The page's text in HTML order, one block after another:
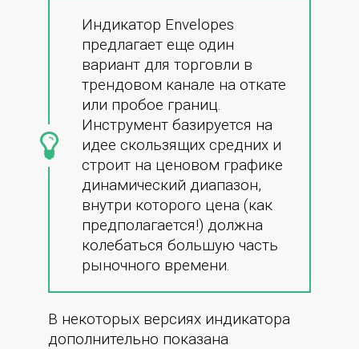
Индикатор Envelopes
предлагает еще один
вариант для торговли в
трендовом канале на откате
или пробое границ.
Инструмент базируется на
идее скользящих средних и
строит на ценовом графике
динамический диапазон,
внутри которого цена (как
предполагается!) должна
колебаться большую часть
рыночного времени.
В некоторых версиях индикатора
дополнительно показана